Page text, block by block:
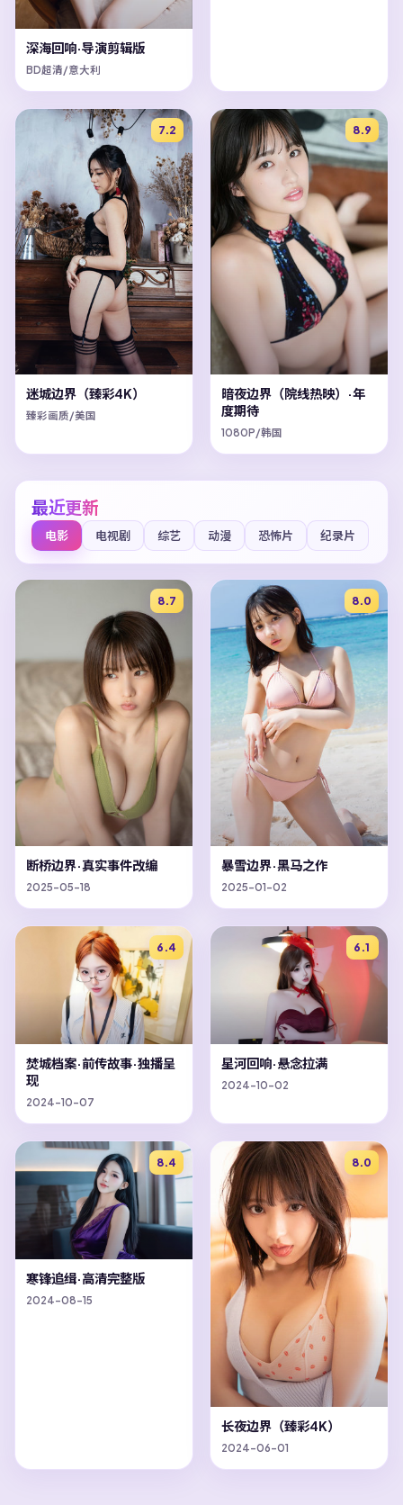
深海回响·导演剪辑版
BD超清/意大利
7.2
迷城边界（臻彩4K）
臻彩画质/美国
8.9
暗夜边界（院线热映）·年
度期待
1080P/韩国
最近更新
电影 电视剧 综艺 动漫 恐怖片 纪录片
8.7
断桥边界·真实事件改编
2025-05-18
8.0
暴雪边界·黑马之作
2025-01-02
6.4
焚城档案·前传故事·独播呈
现
2024-10-07
6.1
星河回响·悬念拉满
2024-10-02
8.4
寒锋追缉·高清完整版
2024-08-15
8.0
长夜边界（臻彩4K）
2024-06-01